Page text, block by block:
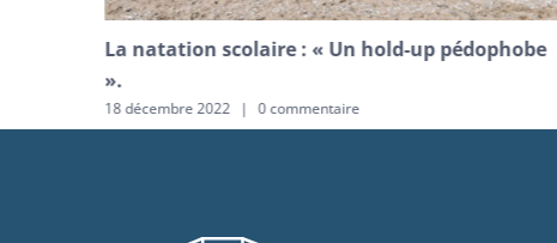
La natation scolaire : « Un hold-up pédophobe
».
18 décembre 2022 | 0 commentaire